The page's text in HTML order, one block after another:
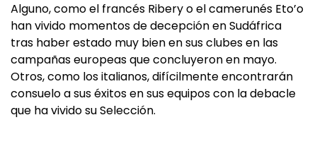
Alguno, como el francés Ribery o el camerunés Eto’o
han vivido momentos de decepción en Sudáfrica
tras haber estado muy bien en sus clubes en las
campañas europeas que concluyeron en mayo.
Otros, como los italianos, difícilmente encontrarán
consuelo a sus éxitos en sus equipos con la debacle
que ha vivido su Selección.